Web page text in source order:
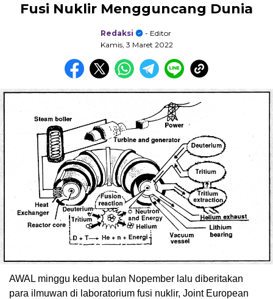
Fusi Nuklir Mengguncang Dunia
Redaksi
- Editor
Kamis, 3 Maret 2022
AWAL minggu kedua bulan Nopember lalu diberitakan
para ilmuwan di laboratorium fusi nuklir, Joint European